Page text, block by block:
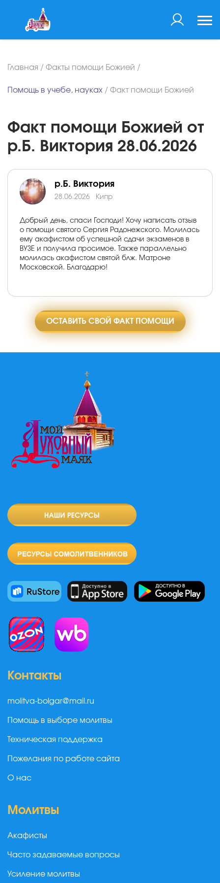
Главная / Факты помощи Божией /
Помощь в учебе, науках / Факт помощи Божией
Факт помощи Божией от
р.Б. Виктория 28.06.2026
р.Б. Виктория
28.06.2026 Кипр
Добрый день, спаси Господи! Хочу написать отзыв
о помощи святого Сергия Радонежского. Молилась
ему акафистом об успешной сдачи экзаменов в
ВУЗЕ и получила просимое. Также параллельно
молилась акафистом святой блж. Матроне
Московской. Благодарю!
ОСТАВИТЬ СВОЙ ФАКТ ПОМОЩИ
Контакты
molitva-bolgar@mail.ru
Помощь в выборе молитвы
Техническая поддержка
Пожелания по работе сайта
О нас
Молитвы
Акафисты
Часто задаваемые вопросы
Усиление молитвы